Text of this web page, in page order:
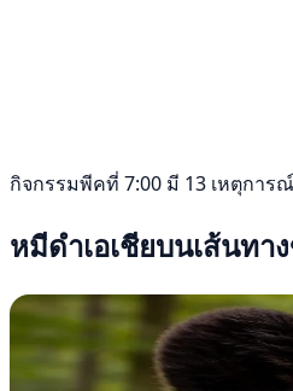
กิจกรรมพีคที่ 7:00 มี 13 เหตุการณ์
หมีดำเอเชียบนเส้นทา